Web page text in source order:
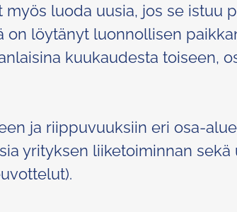
luoda uusia, jos se istuu
on löytänyt luonnollisen
kuukaudesta toiseen,
ja riippuvuuksiin eri osa-
yrityksen liiketoiminnan